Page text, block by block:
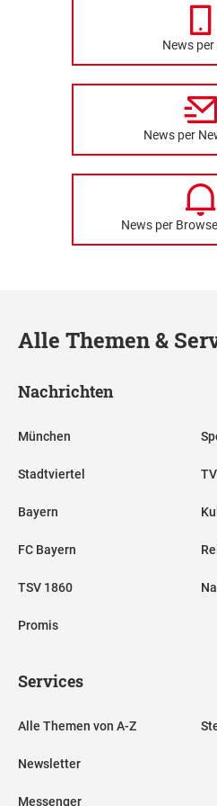
News
News per
News per
Alle Themen &
Nachrichten
München
Stadtviertel
Bayern
FC Bayern
TSV 1860
Promis
TV
Services
Alle Themen von A-Z
Newsletter
Messenger